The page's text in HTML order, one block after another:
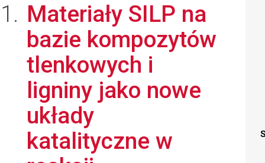
Materiały SILP na
bazie kompozytów
tlenkowych i
ligniny jako nowe
układy
katalityczne w